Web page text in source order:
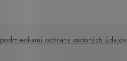
podmienkami ochrany osobných údajov